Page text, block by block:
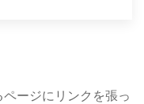
ージにリンクを張っ